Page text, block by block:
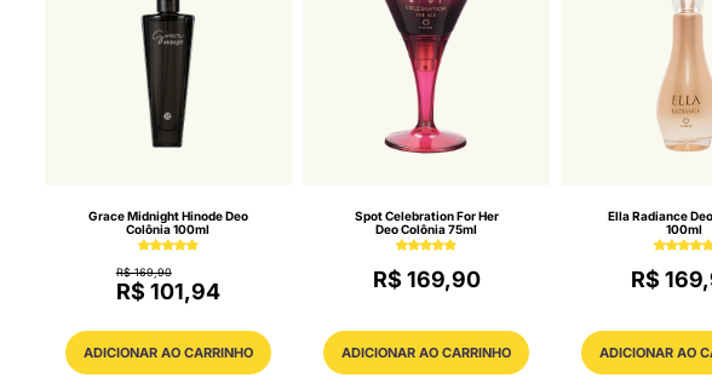
Grace Midnight Hinode Deo
Colônia 100ml
R$ 169,90
R$ 101,94
ADICIONAR AO CARRINHO
Spot Celebration For Her
Deo Colônia 75ml
R$ 169,90
ADICIONAR AO CARRINHO
Ella Radiance
100ml
R$
ADICIONAR AO